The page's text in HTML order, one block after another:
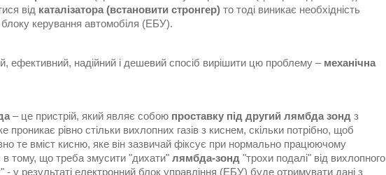
від каталізатора (встановити стронгер) то тоді виникає необхідність
блоку керування автомобіля (ЕБУ).
ефективний, надійний і дешевий спосіб вирішити цю проблему – механічна
– це пристрій, який являє собою проставку під другий лямбда зонд з
проникає рівно стільки вихлопних газів з киснем, скільки потрібно, щоб
те вміст кисню, яке він зазвичай фіксує при нормально працюючому
в тому, що треба змусити "дихати" лямбда-зонд "трохи подалі" від вихлопного
- у результаті електронний блок управління (ЕБУ) буде отримувати дані з